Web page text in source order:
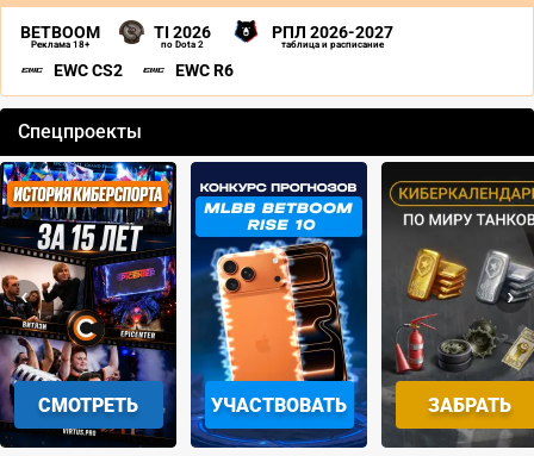
BETBOOM
Реклама 18+
TI 2026
по Dota 2
РПЛ 2026-2027
таблица и расписание
EWC CS2 EWC R6
Спецпроекты
СМОТРЕТЬ УЧАСТВОВАТЬ ЗАБРАТЬ
‹ ›